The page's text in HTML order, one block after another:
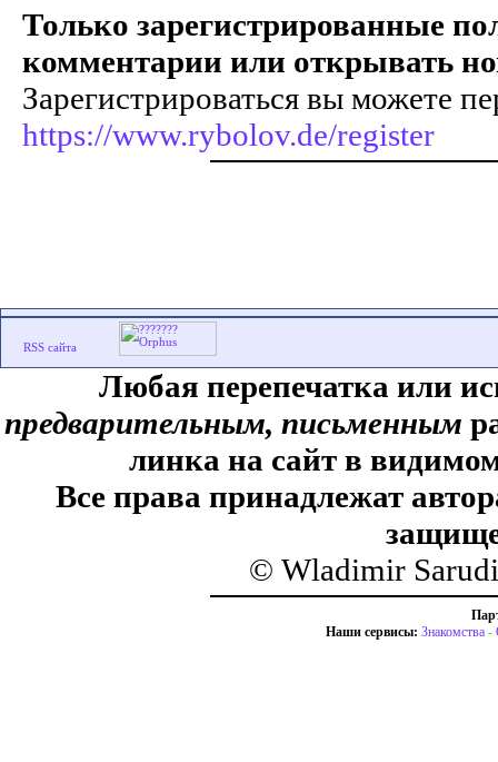
Только зарегистрированные
комментарии или открывать
Зарегистрироваться вы можете
https://www.rybolov.de/register
Любая перепечатка или
предварительным, письменным
линка на сайт в
Все права принадлежат
© Wladimir
Наши сервисы: Знакомства -